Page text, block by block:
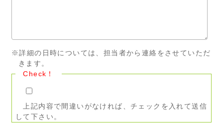
※詳細の日時については、担当者から連絡をさせていただ
きます。
Check！
上記内容で間違いがなければ、チェックを入れて送信
して下さい。